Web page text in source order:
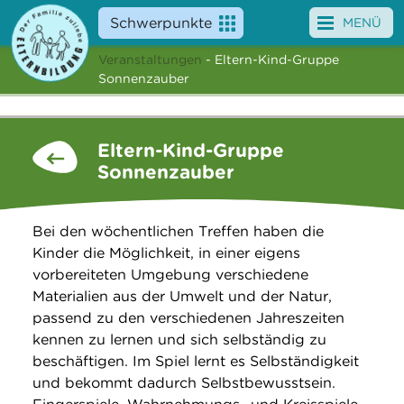
Schwerpunkte
Angebote
News
Über uns
Suche
MENÜ
Veranstaltungen - Eltern-Kind-Gruppe
Sonnenzauber
Eltern-Kind-Gruppe
Sonnenzauber
Bei den wöchentlichen Treffen haben die
Kinder die Möglichkeit, in einer eigens
vorbereiteten Umgebung verschiedene
Materialien aus der Umwelt und der Natur,
passend zu den verschiedenen Jahreszeiten
kennen zu lernen und sich selbständig zu
beschäftigen. Im Spiel lernt es Selbständigkeit
und bekommt dadurch Selbstbewusstsein.